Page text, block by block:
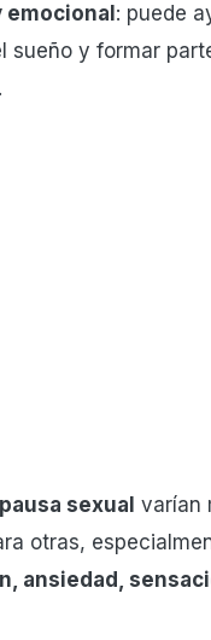
: puede
sueño y formar
sexual varían
otras,
ansiedad,